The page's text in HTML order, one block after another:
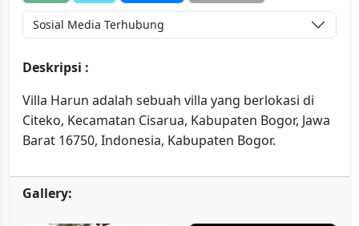
Sosial Media Terhubung
Deskripsi :
Villa Harun adalah sebuah villa yang berlokasi di
Citeko, Kecamatan Cisarua, Kabupaten Bogor, Jawa
Barat 16750, Indonesia, Kabupaten Bogor.
Gallery: